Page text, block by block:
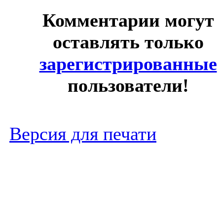
Комментарии могут
оставлять только
зарегистрированные
пользователи!
Версия для печати